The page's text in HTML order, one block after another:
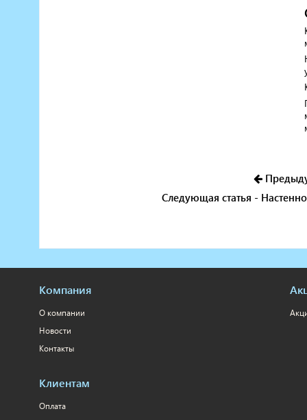
Следующая статья -
Компания
О компании
Новости
Контакты
Клиентам
Оплата